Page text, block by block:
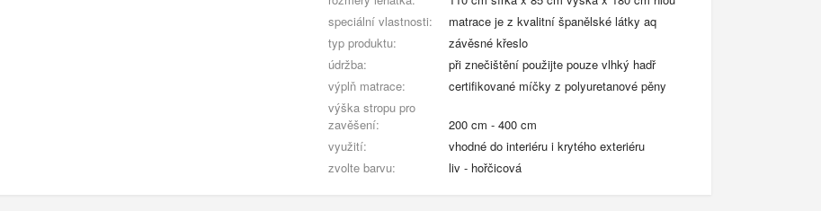
speciální vlastnosti:
matrace je z kvalitní španělské látky aq
typ produktu:
závěsné křeslo
údržba:
při znečištění použijte pouze vlhký hadř
výplň matrace:
certifikované míčky z polyuretanové pěny
výška stropu pro
zavěšení:
200 cm - 400 cm
využití:
vhodné do interiéru i krytého exteriéru
zvolte barvu:
liv - hořčicová